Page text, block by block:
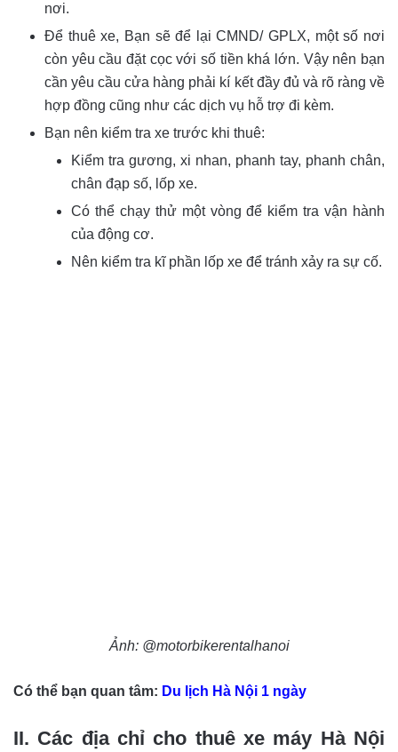
nơi.
Để thuê xe, Bạn sẽ để lại CMND/ GPLX, một số nơi
còn yêu cầu đặt cọc với số tiền khá lớn. Vậy nên bạn
cần yêu cầu cửa hàng phải kí kết đầy đủ và rõ ràng về
hợp đồng cũng như các dịch vụ hỗ trợ đi kèm.
Bạn nên kiểm tra xe trước khi thuê:
Kiểm tra gương, xi nhan, phanh tay, phanh chân,
chân đạp số, lốp xe.
Có thể chạy thử một vòng để kiểm tra vận hành
của động cơ.
Nên kiểm tra kĩ phần lốp xe để tránh xảy ra sự cố.
Ảnh: @motorbikerentalhanoi
Có thể bạn quan tâm: Du lịch Hà Nội 1 ngày
II. Các địa chỉ cho thuê xe máy Hà Nội